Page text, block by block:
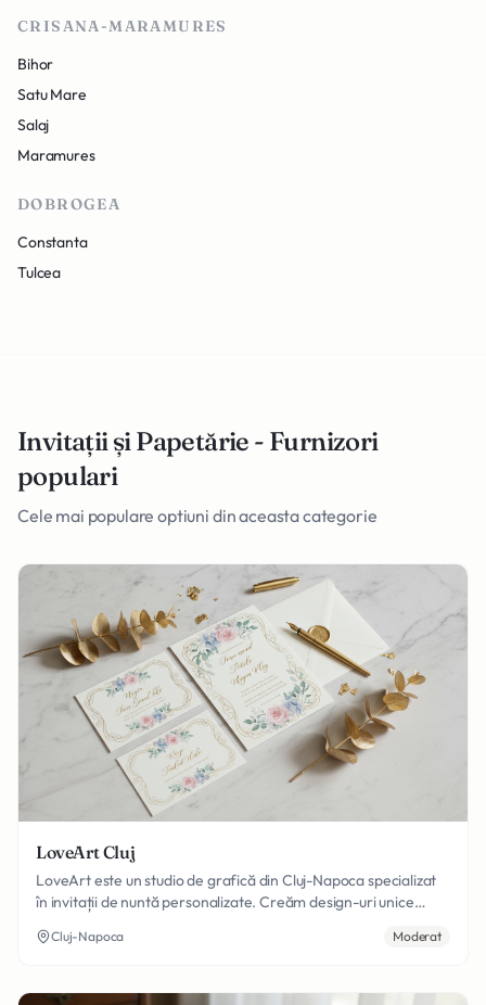
CRISANA-MARAMURES
Bihor
Satu Mare
Salaj
Maramures
DOBROGEA
Constanta
Tulcea
Invitații și Papetărie - Furnizori
populari
Cele mai populare optiuni din aceasta categorie
LoveArt Cluj
LoveArt este un studio de grafică din Cluj-Napoca specializat
în invitații de nuntă personalizate. Creăm design-uri unice
necesară evenimentului vostru, cu livrare rapidă în toată
Cluj-Napoca Moderat